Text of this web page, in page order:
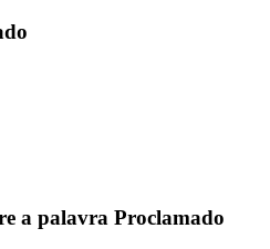
a palavra Proclamado